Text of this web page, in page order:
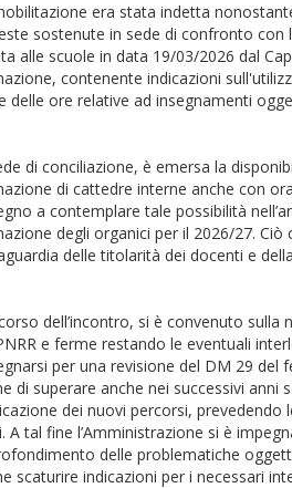
era stata indetta
sostenute in sede di confronto con
alle scuole in data 19/03/2026 dal
contenente indicazioni
delle ore relative ad insegnamenti
di conciliazione, è emersa la
di cattedre interne anche con
a contemplare tale possibilità
degli organici per il 2026/27. Ciò
delle titolarità dei docenti e
dell’incontro, si è convenuto sulla
e ferme restando le eventuali
per una revisione del DM 29 del
di superare anche nei successivi
dei nuovi percorsi,
A tal fine l’Amministrazione si è
delle problematiche
scaturire indicazioni per i necessari